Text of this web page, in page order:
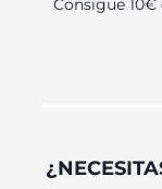
Consigue